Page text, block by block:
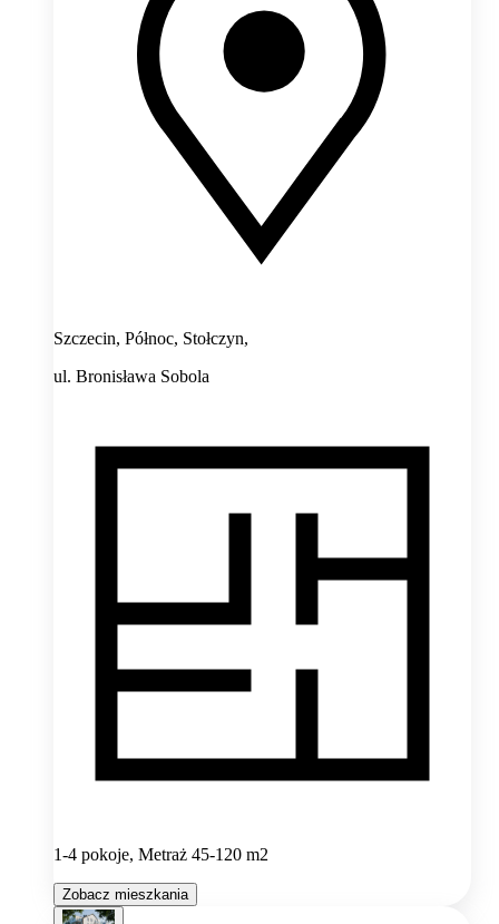
Szczecin, Północ, Stołczyn,
ul. Bronisława Sobola
1-4 pokoje, Metraż 45-120 m2
Zobacz mieszkania